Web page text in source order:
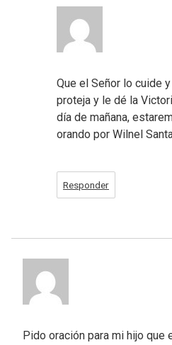
Que el Señor lo cuide y
proteja y le dé la
día de mañana,
orando por Wilnel
Responder
Pido oración para mi hijo que